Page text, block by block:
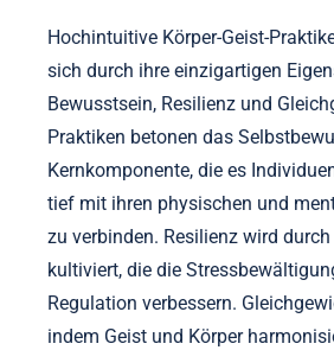
Hochintuitive Körper-Geist-
sich durch ihre einzigartigen
Bewusstsein, Resilienz und
Praktiken betonen das
Kernkomponente, die es
tief mit ihren physischen und
zu verbinden. Resilienz wird
kultiviert, die die
Regulation verbessern.
indem Geist und Körper